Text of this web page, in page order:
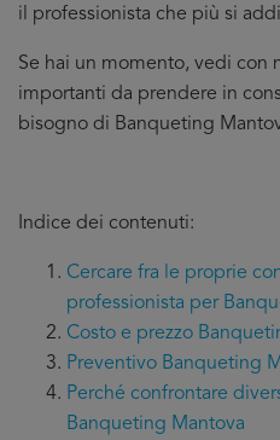
il professionista che più si
Se hai un momento, vedi con
importanti da prendere in
bisogno di Banqueting
Indice dei contenuti:
Cercare fra le proprie
professionista per
Costo e prezzo
Preventivo Banqueting
Perché confrontare
Banqueting Mantova